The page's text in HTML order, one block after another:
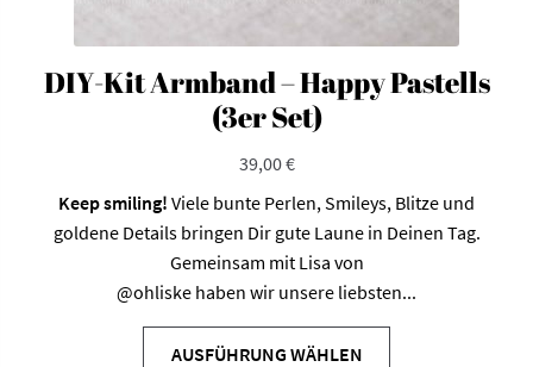
DIY-Kit Armband – Happy Pastells
(3er Set)
39,00€
Keep smiling! Viele bunte Perlen, Smileys, Blitze und
goldene Details bringen Dir gute Laune in Deinen Tag.
Gemeinsam mit Lisa von
@ohliske haben wir unsere liebsten...
AUSFÜHRUNG WÄHLEN